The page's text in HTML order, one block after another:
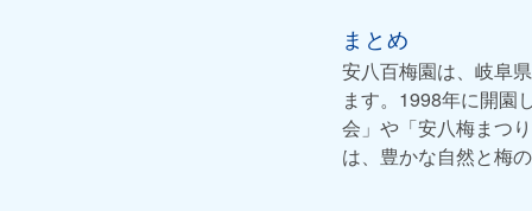
まとめ
安八百梅園は、岐阜
ます。1998年に開園
会」や「安八梅まつ
は、豊かな自然と梅